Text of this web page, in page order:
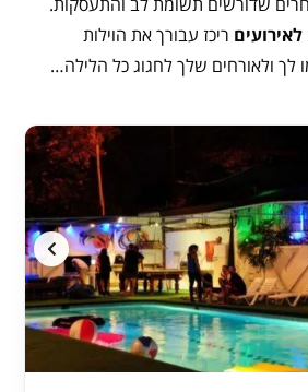
ריכז עבורך את הוילות
לך ולאורחים שלך לחגוג כל הלילה…